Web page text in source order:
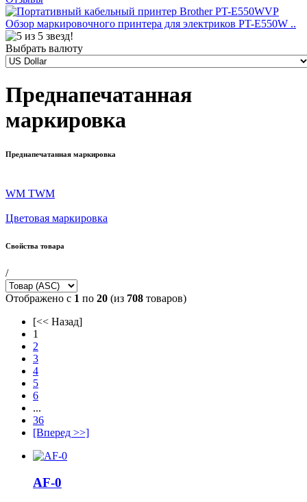
Обзор маркировочного принтера для электриков PT-E550W ..
Выбрать валюту
Преднапечатанная
маркировка
Преднапечатанная маркировка
WM TWM
Цветовая маркировка
Свойства товара
/
Отображено с 1 по 20 (из 708 товаров)
[<< Назад]
1
2
3
4
5
6
...
36
[Вперед >>]
AF-0